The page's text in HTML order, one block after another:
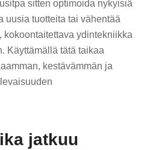
sitten optimoida nykyisiä
uusia tuotteita tai vähentää
kokoontaitettava ydintekniikka
Käyttämällä tätä taikaa
kestävämmän ja
jatkuu